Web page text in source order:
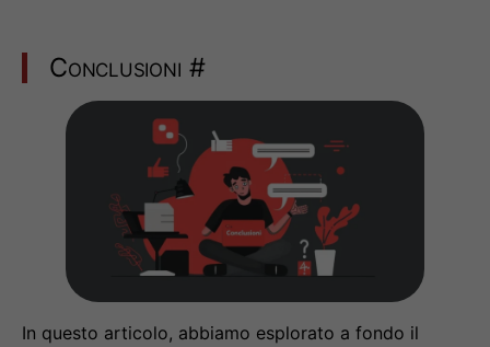
Conclusioni #
In questo articolo, abbiamo esplorato a fondo il